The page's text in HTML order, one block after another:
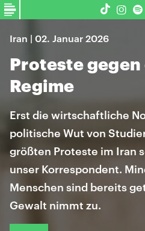
Iran | 02. Januar 2026
Proteste gegen
Regime
Erst die wirtschaftliche
politische Wut von
größten Proteste im Iran
unser Korrespondent.
Menschen sind bereits
Gewalt nimmt zu.